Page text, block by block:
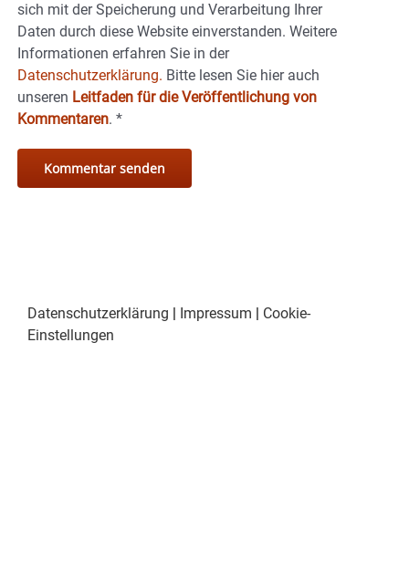
sich mit der Speicherung und Verarbeitung Ihrer
Daten durch diese Website einverstanden. Weitere
Informationen erfahren Sie in der
Datenschutzerklärung. Bitte lesen Sie hier auch
unseren Leitfaden für die Veröffentlichung von
Kommentaren. *
Datenschutzerklärung Impressum
Cookie-
Einstellungen